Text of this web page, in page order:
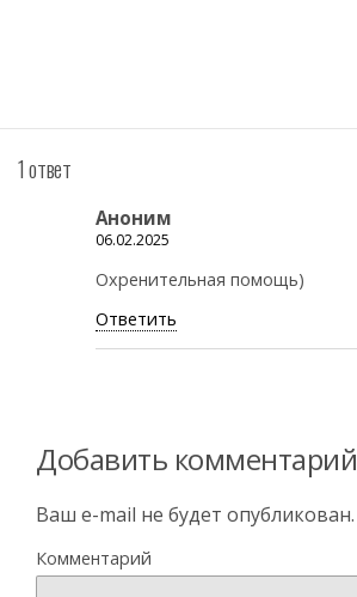
1 ответ
Аноним
06.02.2025
Охренительная помощь)
Ответить
Добавить комментарий
Ваш e-mail не будет опубликован.
Комментарий